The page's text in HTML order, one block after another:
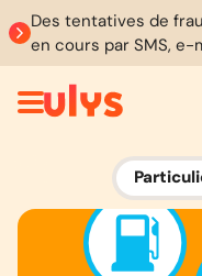
Des tentatives de
en cours par SMS,